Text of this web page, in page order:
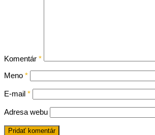
Komentár *
Meno *
E-mail *
Adresa webu